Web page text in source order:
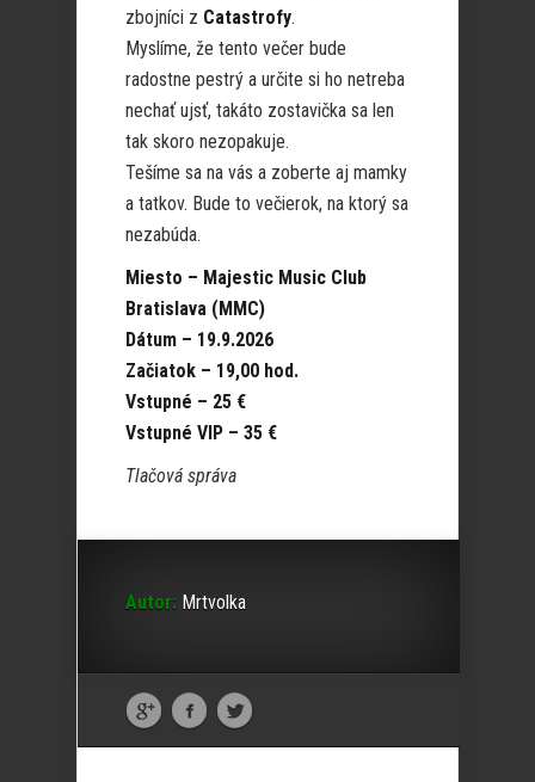
zbojníci z Catastrofy.
Myslíme, že tento večer bude
radostne pestrý a určite si ho netreba
nechať ujsť, takáto zostavička sa len
tak skoro nezopakuje.
Tešíme sa na vás a zoberte aj mamky
a tatkov. Bude to večierok, na ktorý sa
nezabúda.
Miesto – Majestic Music Club
Bratislava (MMC)
Dátum – 19.9.2026
Začiatok – 19,00 hod.
Vstupné – 25 €
Vstupné VIP – 35 €
Tlačová správa
Autor: Mrtvolka